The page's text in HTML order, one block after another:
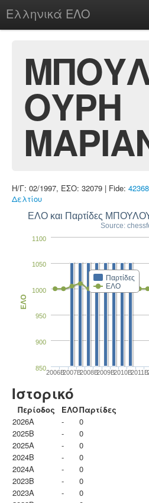
Ελληνικά ΕΛΟ
chesstu.be @ discord
LoginΟΥΡΗ
Η/Γ: 02/1997, ΕΣΟ: 32079 | Fide:
Δελτίου
ΕΛΟ και Παρτίδες
Source:
Παρτίδες
ΕΛΟ
2006B2007B2008B2009B2010B2011B
850
900
950
1000
1050
1100
ΕΛΟ
Ιστορικό
Περίοδος ΕΛΟΠαρτίδες
2026A
-
0
2025B
-
0
2025A
-
0
2024B
-
0
2024A
-
0
2023B
-
0
2023Α
-
0